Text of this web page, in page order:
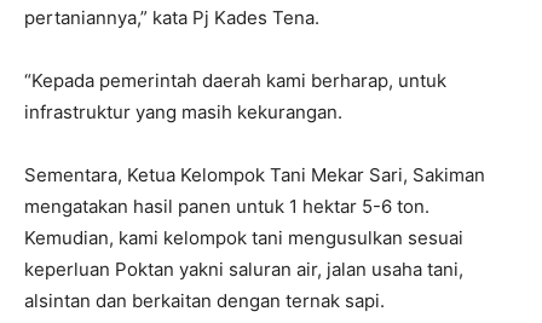
pertaniannya,” kata Pj Kades Tena.
“Kepada pemerintah daerah kami berharap, untuk
infrastruktur yang masih kekurangan.
Sementara, Ketua Kelompok Tani Mekar Sari, Sakiman
mengatakan hasil panen untuk 1 hektar 5-6 ton.
Kemudian, kami kelompok tani mengusulkan sesuai
keperluan Poktan yakni saluran air, jalan usaha tani,
alsintan dan berkaitan dengan ternak sapi.